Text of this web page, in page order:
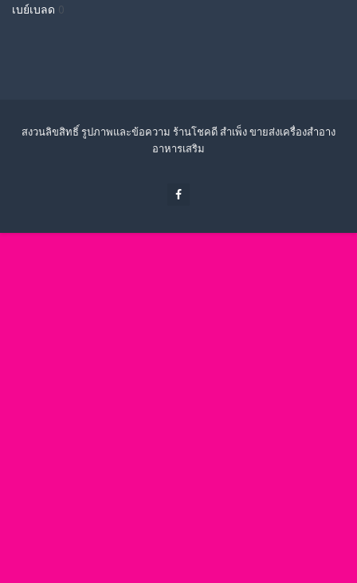
เบย์เบลด 0
สงวนลิขสิทธิ์ รูปภาพและข้อความ ร้านโชคดี สำเพ็ง ขายส่งเครื่องสำอาง
อาหารเสริม